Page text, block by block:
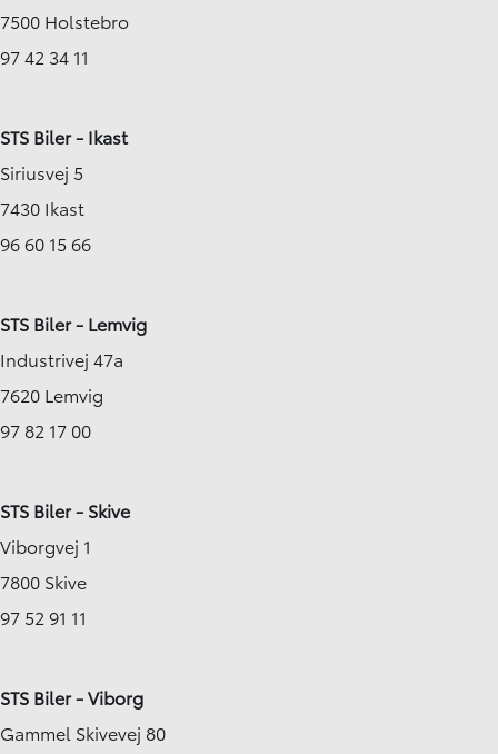
7500 Holstebro
97 42 34 11
STS Biler - Ikast
Siriusvej 5
7430 Ikast
96 60 15 66
STS Biler - Lemvig
Industrivej 47a
7620 Lemvig
97 82 17 00
STS Biler - Skive
Viborgvej 1
7800 Skive
97 52 91 11
STS Biler - Viborg
Gammel Skivevej 80